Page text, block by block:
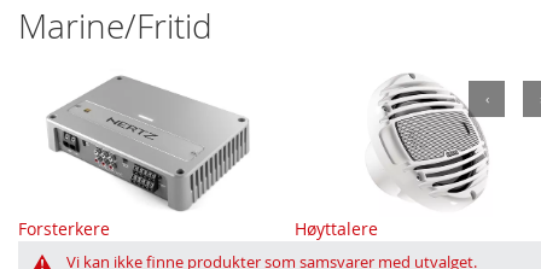
Marine/Fritid
Forsterkere Høyttalere
‹
Vi kan ikke finne produkter som samsvarer med utvalget.